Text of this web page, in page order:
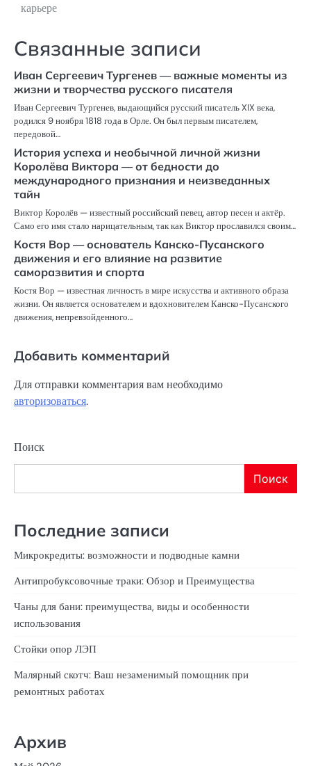
записям
карьере
Связанные записи
Иван Сергеевич Тургенев — важные моменты из
жизни и творчества русского писателя
Иван Сергеевич Тургенев, выдающийся русский писатель XIX века,
родился 9 ноября 1818 года в Орле. Он был первым писателем,
передовой…
История успеха и необычной личной жизни
Королёва Виктора — от бедности до
международного признания и неизведанных
тайн
Виктор Королёв — известный российский певец, автор песен и актёр.
Само его имя стало нарицательным, так как Виктор прославился своим…
Костя Вор — основатель Канско-Пусанского
движения и его влияние на развитие
саморазвития и спорта
Костя Вор — известная личность в мире искусства и активного образа
жизни. Он является основателем и вдохновителем Канско-Пусанского
движения, непревзойденного…
Добавить комментарий
Для отправки комментария вам необходимо
авторизоваться.
Поиск
Поиск
Последние записи
Микрокредиты: возможности и подводные камни
Антипробуксовочные траки: Обзор и Преимущества
Чаны для бани: преимущества, виды и особенности
использования
Стойки опор ЛЭП
Малярный скотч: Ваш незаменимый помощник при
ремонтных работах
Архив